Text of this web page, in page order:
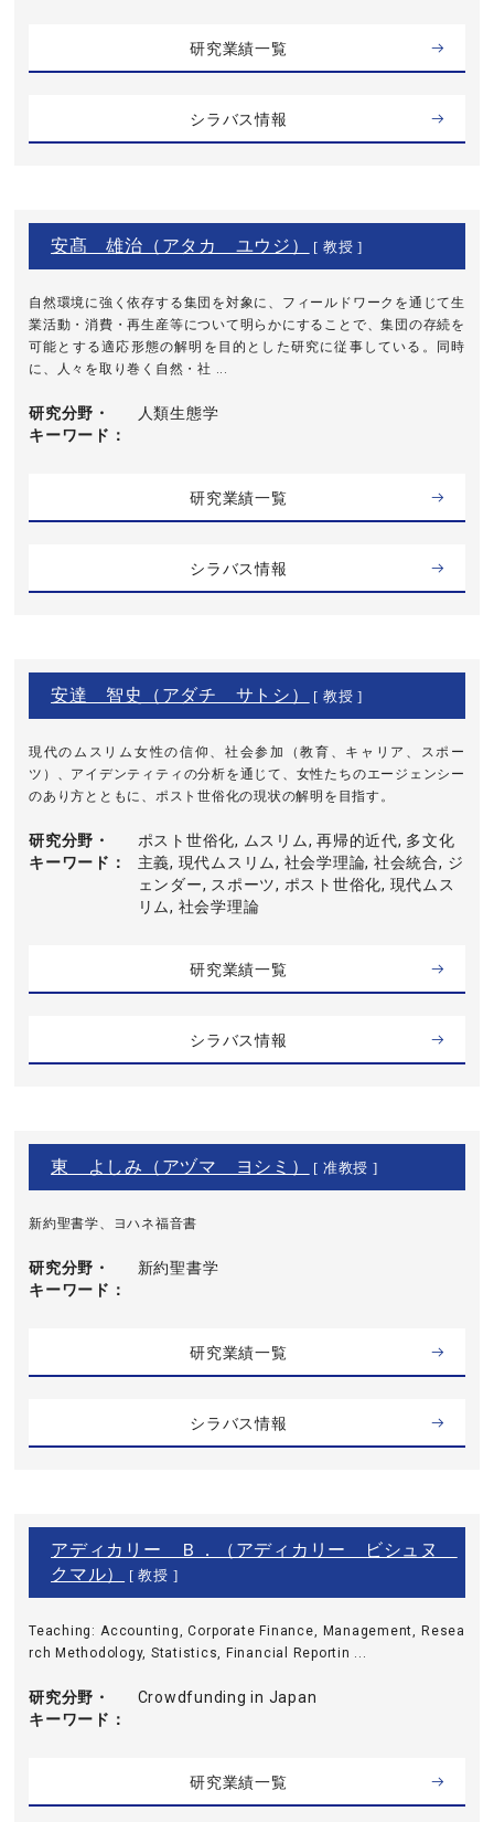
研究業績一覧
シラバス情報
安髙 雄治（アタカ ユウジ） [ 教授 ]
自然環境に強く依存する集団を対象に、フィールドワークを通じて生
業活動・消費・再生産等について明らかにすることで、集団の存続を
可能とする適応形態の解明を目的とした研究に従事している。同時
に、人々を取り巻く自然・社 ...
研究分野・
キーワード
人類生態学
研究業績一覧
シラバス情報
安達 智史（アダチ サトシ） [ 教授 ]
現代のムスリム女性の信仰、社会参加（教育、キャリア、スポー
ツ）、アイデンティティの分析を通じて、女性たちのエージェンシー
のあり方とともに、ポスト世俗化の現状の解明を目指す。
研究分野・
キーワード
ポスト世俗化, ムスリム, 再帰的近代, 多文化
主義, 現代ムスリム, 社会学理論, 社会統合, ジ
ェンダー, スポーツ, ポスト世俗化, 現代ムス
リム, 社会学理論
研究業績一覧
シラバス情報
東 よしみ（アヅマ ヨシミ） [ 准教授 ]
新約聖書学、ヨハネ福音書
研究分野・
キーワード
新約聖書学
研究業績一覧
シラバス情報
アディカリー Ｂ．（アディカリー ビシュヌ
クマル）
[ 教授 ]
Teaching: Accounting, Corporate Finance, Management, Resea
rch Methodology, Statistics, Financial Reportin ...
研究分野・
キーワード
Crowdfunding in Japan
研究業績一覧